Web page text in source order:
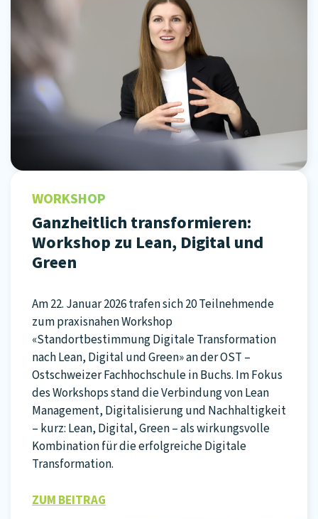
WORKSHOP
Ganzheitlich transformieren:
Workshop zu Lean, Digital und
Green
Am 22. Januar 2026 trafen sich 20 Teilnehmende
zum praxisnahen Workshop
«Standortbestimmung Digitale Transformation
nach Lean, Digital und Green» an der OST –
Ostschweizer Fachhochschule in Buchs. Im Fokus
des Workshops stand die Verbindung von Lean
Management, Digitalisierung und Nachhaltigkeit
– kurz: Lean, Digital, Green – als wirkungsvolle
Kombination für die erfolgreiche Digitale
Transformation.
ZUM BEITRAG